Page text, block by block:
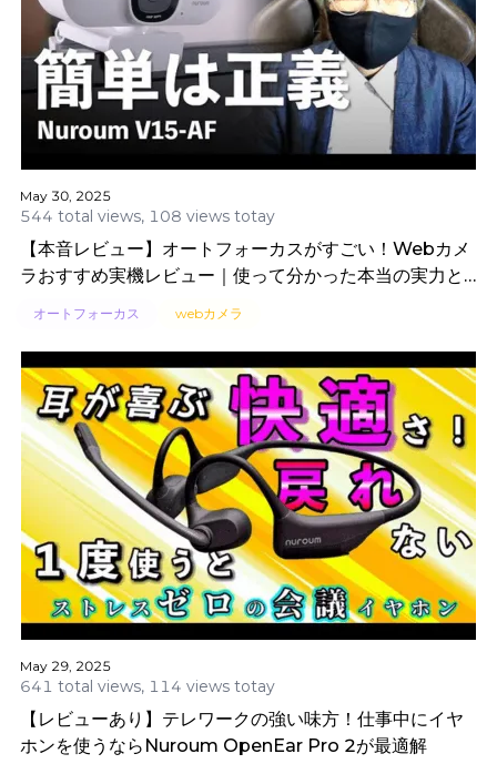
May 30, 2025
544 total views, 108 views totay
【本音レビュー】オートフォーカスがすごい！Webカメ
ラおすすめ実機レビュー｜使って分かった本当の実力と
オートフォーカス webカメラ
May 29, 2025
641 total views, 114 views totay
【レビューあり】テレワークの強い味方！仕事中にイヤ
ホンを使うならNuroum OpenEar Pro 2が最適解